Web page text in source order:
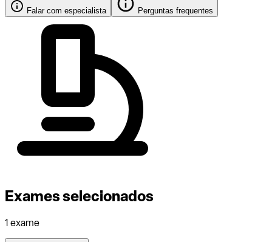
Falar com especialista Perguntas frequentes
Exames selecionados
1 exame